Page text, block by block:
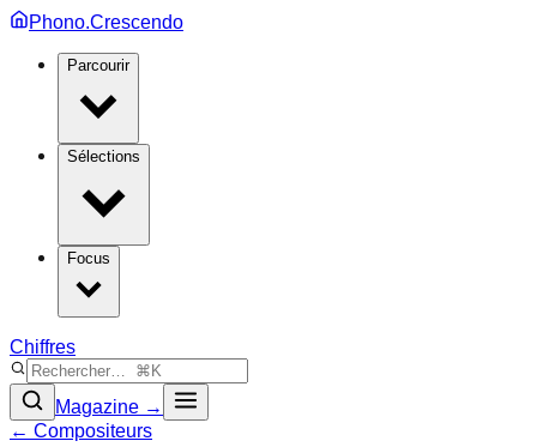
Phono.Crescendo
Parcourir
Sélections
Focus
Chiffres
Magazine →
← Compositeurs